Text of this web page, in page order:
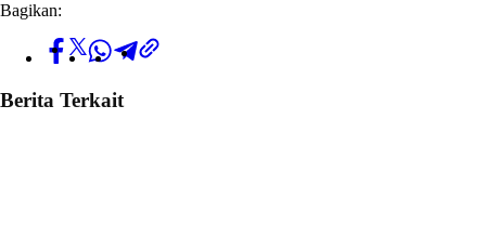
Bagikan:
Berita Terkait